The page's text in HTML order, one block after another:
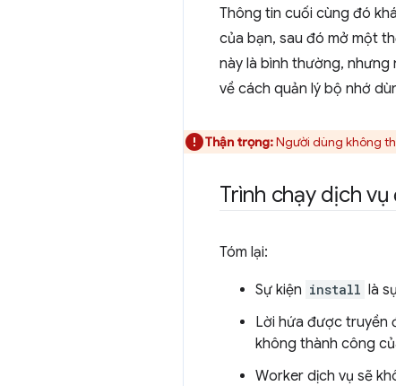
Thông tin cuối cùng đó
của bạn, sau đó mở một
này là bình thường,
về cách quản lý bộ nhớ
Thận trọng:Người dùng không
Trình chạy dịch
Tóm lại:
Sự kiện install là
Lời hứa được truyền
không thành công
Worker dịch vụ sẽ